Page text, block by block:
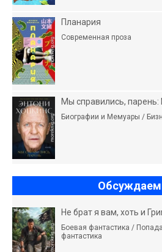
Планария
Современная проза
Мы справились,
Биографии и Мемуары /
Не брат я вам, хоть и
Боевая фантастика /
фантастика